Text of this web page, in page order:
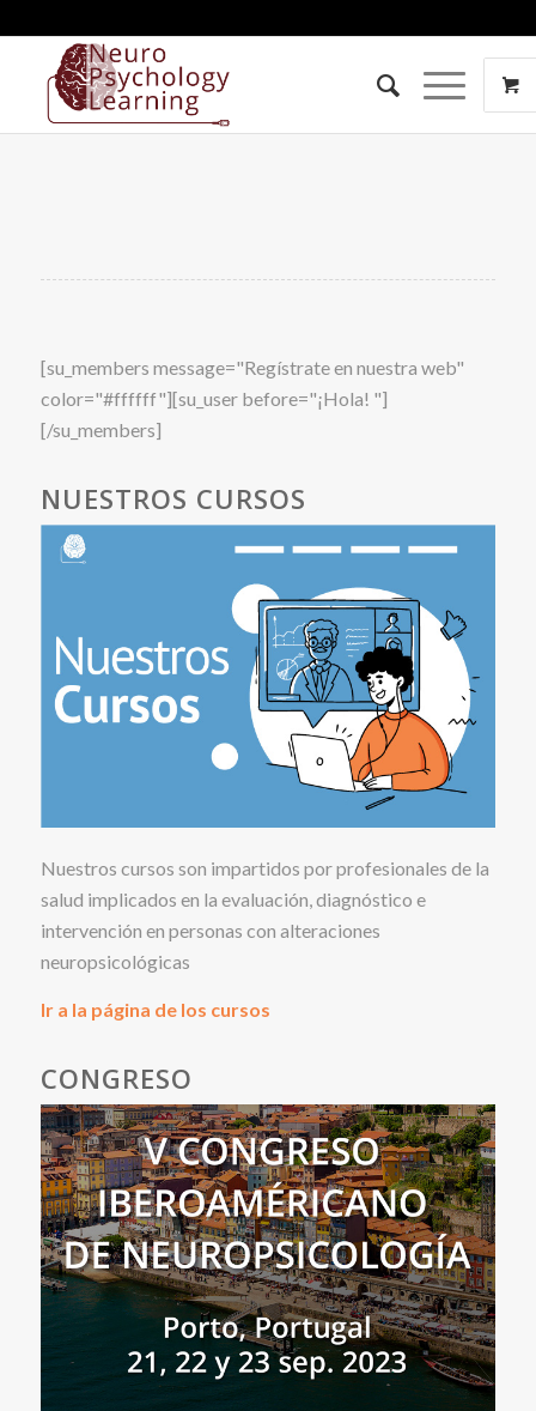
[su_members message="Regístrate en nuestra web"
color="#ffffff"][su_user before="¡Hola! "]
[/su_members]
NUESTROS CURSOS
Nuestros cursos son impartidos por profesionales de la
salud implicados en la evaluación, diagnóstico e
intervención en personas con alteraciones
neuropsicológicas
Ir a la página de los cursos
CONGRESO